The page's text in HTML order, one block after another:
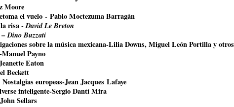
Moore
el vuelo - Pablo Moctezuma Barragán
la risa -David Le Breton
–Dino Buzzati
sobre la música mexicana-Lilia Downs, Miguel León Portilla y otros
Payno
Eaton
Beckett
europeas-Jean Jacques Lafaye
inteligente-Sergio Dantí Mira
Sellars